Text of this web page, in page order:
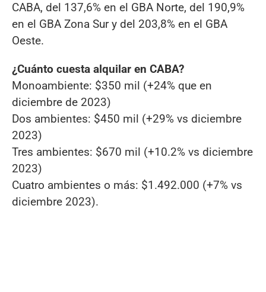
CABA, del 137,6% en el GBA Norte, del 190,9%
en el GBA Zona Sur y del 203,8% en el GBA
Oeste.
¿Cuánto cuesta alquilar en CABA?
Monoambiente: $350 mil (+24% que en
diciembre de 2023)
Dos ambientes: $450 mil (+29% vs diciembre
2023)
Tres ambientes: $670 mil (+10.2% vs diciembre
2023)
Cuatro ambientes o más: $1.492.000 (+7% vs
diciembre 2023).